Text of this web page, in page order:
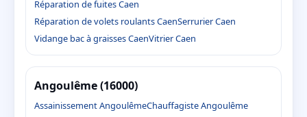
Réparation de fuites Caen
Réparation de volets roulants CaenSerrurier Caen
Vidange bac à graisses CaenVitrier Caen
Angoulême (16000)
Assainissement AngoulêmeChauffagiste Angoulême